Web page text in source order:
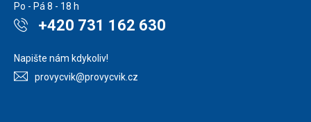
Po - Pá 8 - 18 h
+420 731 162 630
Napište nám kdykoliv!
provycvik@provycvik.cz